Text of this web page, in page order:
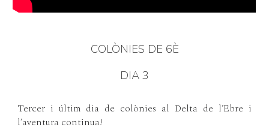
COLÒNIES DE 6È
DIA 3
Tercer i últim dia de colònies al Delta de l’Ebre i
l’aventura continua!